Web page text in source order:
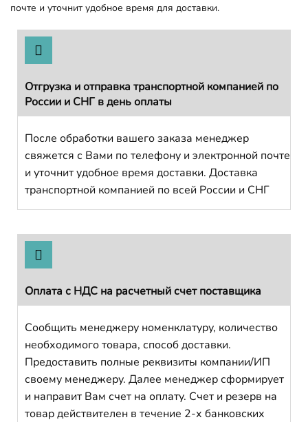
почте и уточнит удобное время для доставки.
Отгрузка и отправка транспортной компанией по
России и СНГ в день оплаты
После обработки вашего заказа менеджер
свяжется с Вами по телефону и электронной почте
и уточнит удобное время доставки. Доставка
транспортной компанией по всей России и СНГ
Оплата с НДС на расчетный счет поставщика
Сообщить менеджеру номенклатуру, количество
необходимого товара, способ доставки.
Предоставить полные реквизиты компании/ИП
своему менеджеру. Далее менеджер сформирует
и направит Вам счет на оплату. Счет и резерв на
товар действителен в течение 2-х банковских